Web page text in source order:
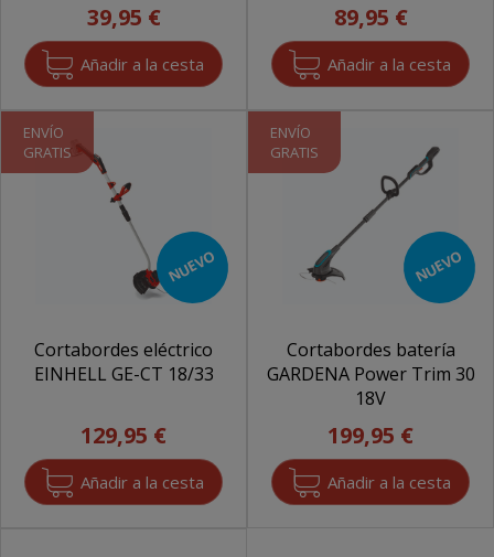
39,95 € 89,95 €
ENVÍO
GRATIS
NUEVO
Cortabordes eléctrico
EINHELL GE-CT 18/33
129,95 €
ENVÍO
GRATIS
NUEVO
Cortabordes batería
GARDENA Power Trim 30
18V
199,95 €